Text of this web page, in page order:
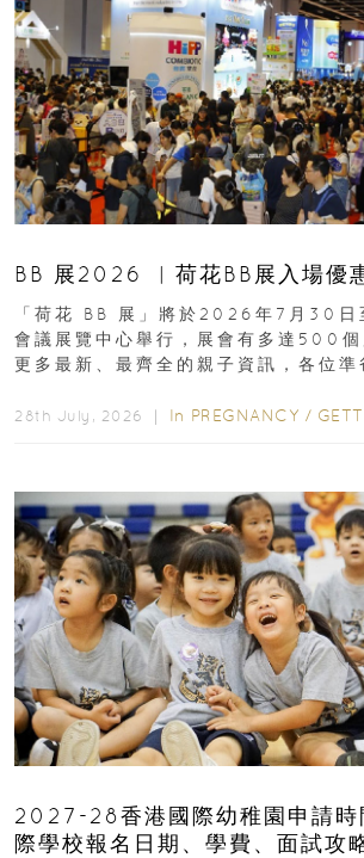
BB 展2026 ︳荷花BB展入場優
「荷花 BB 展」將於2026年7月30日
會議展覽中心舉行，展會有多達500個
更多最新、最齊全的親子資訊，各位準
28th July, 2026 ｜ In PREGNANCY /
2027-28香港國際幼稚園申請時
際學校報名日期、學費、面試攻